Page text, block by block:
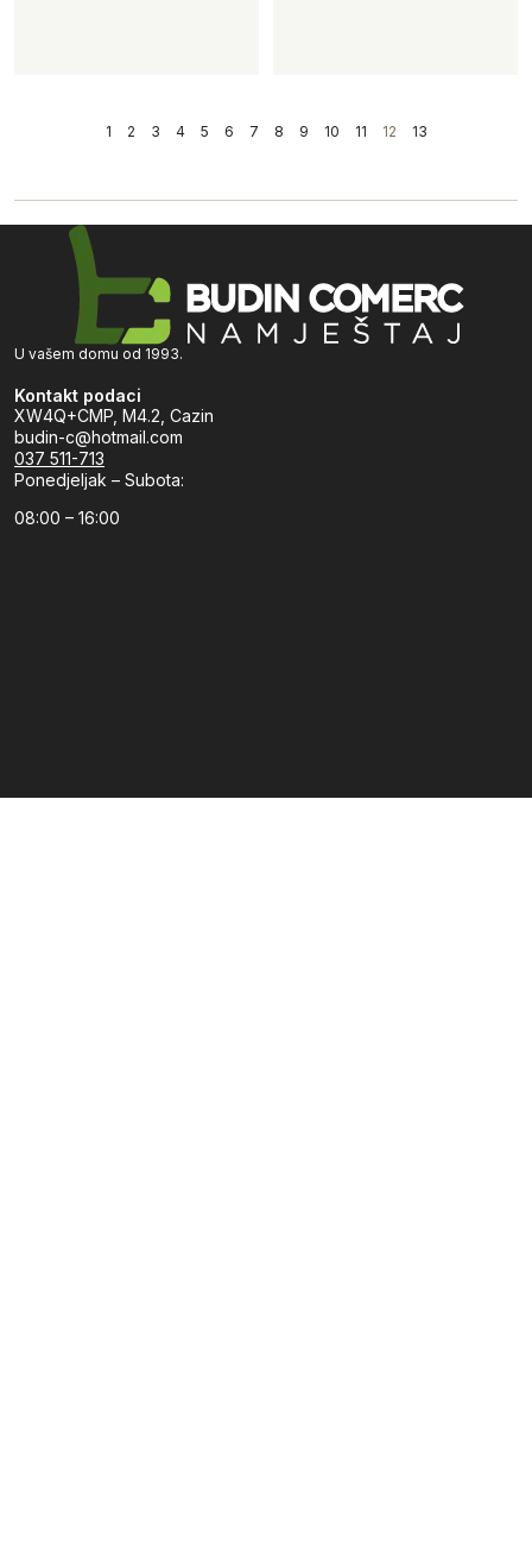
1 2 3 4 5 6 7 8 9 10 11 12 13
U vašem domu od 1993.
Kontakt podaci
XW4Q+CMP, M4.2, Cazin
budin-c@hotmail.com
037 511-713
Ponedjeljak – Subota:
08:00 – 16:00